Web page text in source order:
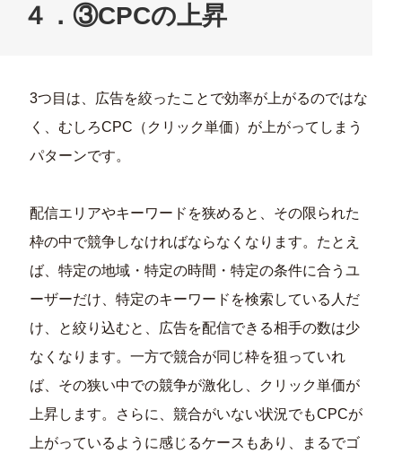
４．③CPCの上昇
3つ目は、広告を絞ったことで効率が上がるのではな
く、むしろCPC（クリック単価）が上がってしまう
パターンです。
配信エリアやキーワードを狭めると、その限られた
枠の中で競争しなければならなくなります。たとえ
ば、特定の地域・特定の時間・特定の条件に合うユ
ーザーだけ、特定のキーワードを検索している人だ
け、と絞り込むと、広告を配信できる相手の数は少
なくなります。一方で競合が同じ枠を狙っていれ
ば、その狭い中での競争が激化し、クリック単価が
上昇します。さらに、競合がいない状況でもCPCが
上がっているように感じるケースもあり、まるでゴ